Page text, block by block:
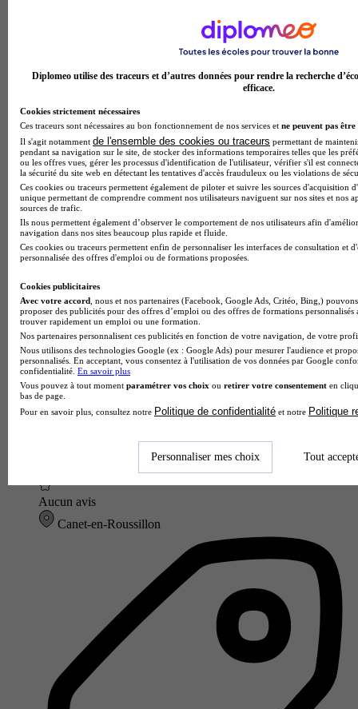
Lycée GT
Aucun avis
Canet-en-Roussillon
Diplomeo utilise des traceurs et d’autres données pour rendre la recherche
efficace.
Cookies strictement nécessaires
Ces traceurs sont nécessaires au bon fonctionnement de nos services et ne peuvent pas être
Il s'agit notamment de l'ensemble des cookies ou traceurs permettant de
pendant sa navigation sur le site, de stocker des informations temporaires telles que les
ou les offres vues, gérer les processus d'identification de l'utilisateur, vérifier s'il est
la sécurité du site web en détectant les tentatives d'accès frauduleux ou les violations de
Ces cookies ou traceurs permettent également de piloter et suivre les sources d'acquisition
unique permettant de comprendre comment nos utilisateurs naviguent sur nos sites et nos
sources de trafic.
Ils nous permettent également d’observer le comportement de nos utilisateurs afin
navigation dans nos sites beaucoup plus rapide et fluide.
Ces cookies ou traceurs permettent enfin de personnaliser les interfaces de consultation et
personnalisée des offres d'emploi ou de formations proposées.
Cookies publicitaires
Avec votre accord , nous et nos partenaires (Facebook, Google Ads, Critéo, Bing,)
proposer des publicités pour des offres d’emploi ou des offres de formations
trouver rapidement un emploi ou une formation.
Nos partenaires personnalisent ces publicités en fonction de votre navigation, de votre
Nous utilisons des technologies Google (ex : Google Ads) pour mesurer l'audience et
personnalisés. En acceptant, vous consentez à l'utilisation de vos données par Google
confidentialité. En savoir plus
Vous pouvez à tout moment paramétrer vos choix ou retirer votre consentement en
bas de page.
Pour en savoir plus, consultez notre Politique de confidentialité et notre Politique
Personnaliser mes choix Tout